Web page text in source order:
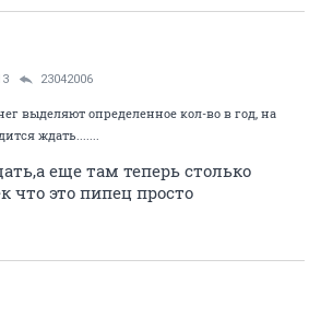
23042006
выделяют определенное кол-во в год, на
ждать.......
еще там теперь столько
что это пипец просто